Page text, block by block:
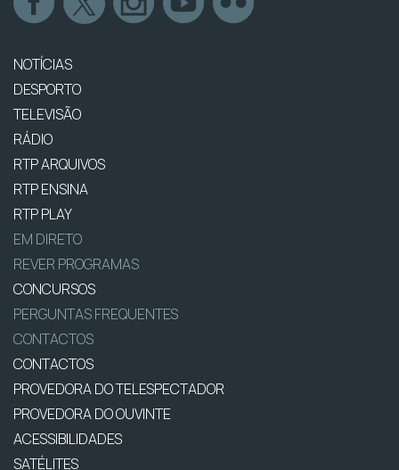
NOTÍCIAS
DESPORTO
TELEVISÃO
RÁDIO
RTP ARQUIVOS
RTP ENSINA
RTP PLAY
EM DIRETO
REVER PROGRAMAS
CONCURSOS
PERGUNTAS FREQUENTES
CONTACTOS
CONTACTOS
PROVEDORA DO TELESPECTADOR
PROVEDORA DO OUVINTE
ACESSIBILIDADES
SATÉLITES